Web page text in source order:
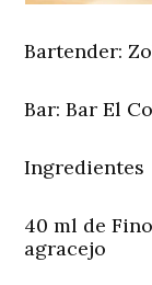
Bartender:
Bar: Bar El
Ingredientes
40 ml de
agracejo